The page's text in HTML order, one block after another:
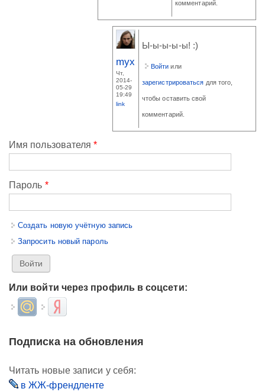
комментарий.
myx
Чт,
2014-
05-29
19:49
link
Ы-ы-ы-ы-ы! :)
Войти или
зарегистрироваться для того,
чтобы оставить свой
комментарий.
Имя пользователя*
Пароль *
Создать новую учётную запись
Запросить новый пароль
Или войти через профиль в соцсети:
Login with Mail.ruLogin with Яндекс
Подписка на обновления
Читать новые записи у себя:
в ЖЖ-френдленте